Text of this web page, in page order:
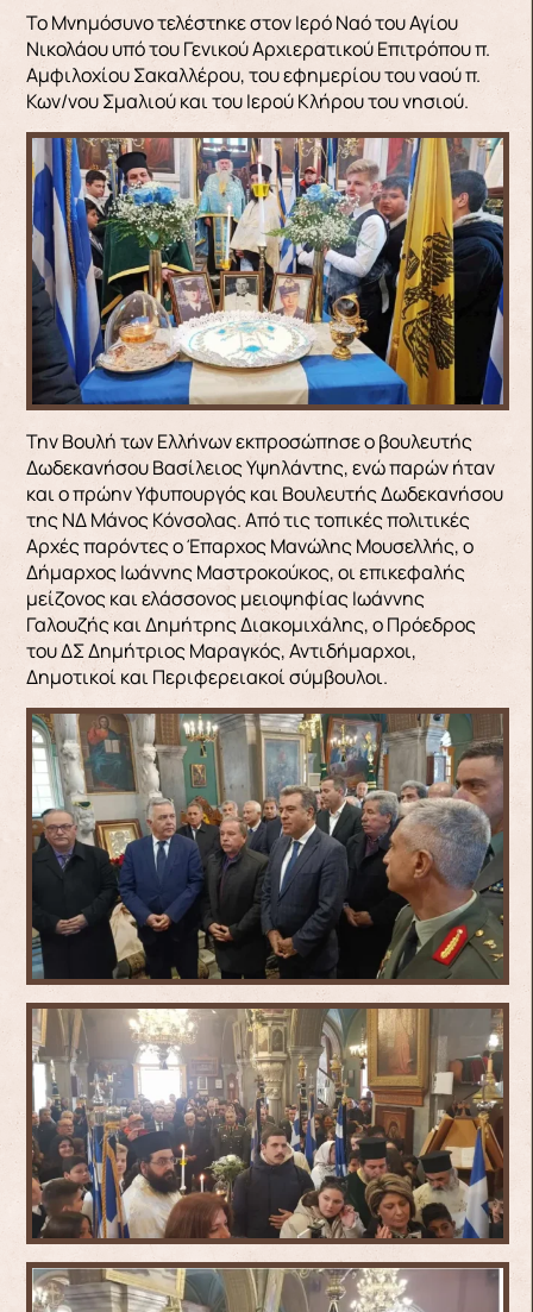
Το Μνημόσυνο τελέστηκε στον Ιερό Ναό του Αγίου
Νικολάου υπό του Γενικού Αρχιερατικού Επιτρόπου π.
Αμφιλοχίου Σακαλλέρου, του εφημερίου του ναού π.
Κων/νου Σμαλιού και του Ιερού Κλήρου του νησιού.
Την Βουλή των Ελλήνων εκπροσώπησε ο βουλευτής
Δωδεκανήσου Βασίλειος Υψηλάντης, ενώ παρών ήταν
και ο πρώην Υφυπουργός και Βουλευτής Δωδεκανήσου
της ΝΔ Μάνος Κόνσολας. Από τις τοπικές πολιτικές
Αρχές παρόντες ο Έπαρχος Μανώλης Μουσελλής, ο
Δήμαρχος Ιωάννης Μαστροκούκος, οι επικεφαλής
μείζονος και ελάσσονος μειοψηφίας Ιωάννης
Γαλουζής και Δημήτρης Διακομιχάλης, ο Πρόεδρος
του ΔΣ Δημήτριος Μαραγκός, Αντιδήμαρχοι,
Δημοτικοί και Περιφερειακοί σύμβουλοι.